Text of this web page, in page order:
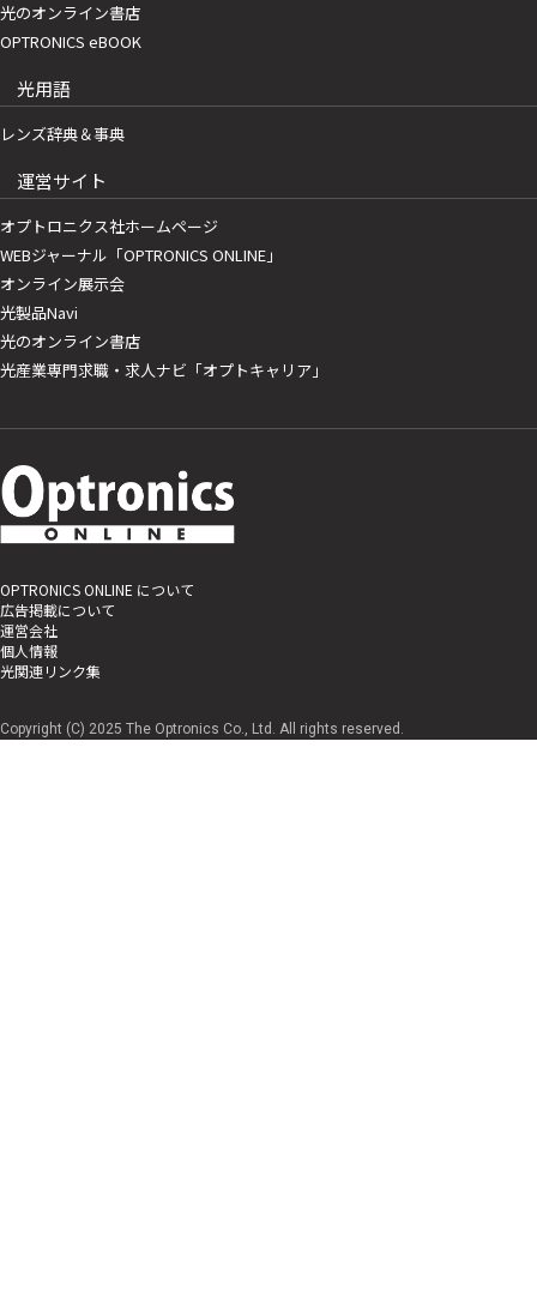
光のオンライン書店
OPTRONICS eBOOK
光用語
レンズ辞典＆事典
運営サイト
オプトロニクス社ホームページ
WEBジャーナル「OPTRONICS ONLINE」
オンライン展示会
光製品Navi
光のオンライン書店
光産業専門求職・求人ナビ「オプトキャリア」
OPTRONICS ONLINE について
広告掲載について
運営会社
個人情報
光関連リンク集
Copyright (C) 2025 The Optronics Co., Ltd. All rights reserved.